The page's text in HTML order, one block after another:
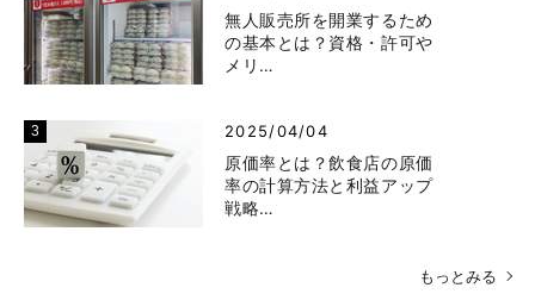
無人販売所を開業するため
の基本とは？資格・許可や
メリ…
2025/04/04
原価率とは？飲食店の原価
率の計算方法と利益アップ
戦略…
もっとみる